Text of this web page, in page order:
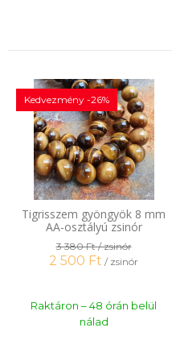
Tigrisszem gyöngyök 8 mm
AA-osztályú zsinór
Kedvezmény -26%
3 380 Ft/ zsinór
2 500 Ft / zsinór
Raktáron – 48 órán belül
nálad